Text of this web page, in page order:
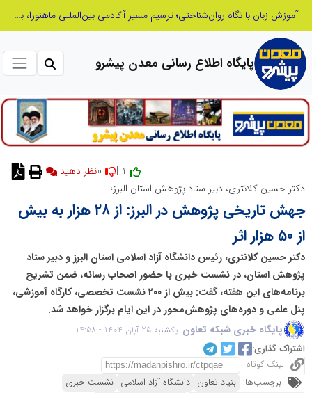
بازنگری در نظام اکتشاف معدنی ایران؛ «هدف اکتشافی» جایگزین «مرحله عملیاتی» می‌شود
پایگاه اطلاع رسانی معدن پیشرو
نظر دهید
دکتر حسین کلانتری، دبیر ستاد پژوهش استان البرز؛
جهش تاریخی پژوهش در البرز: از ۲۸ هزار به بیش
از ۵۰ هزار اثر
دکتر حسین کلانتری، رئیس دانشگاه آزاد اسلامی استان البرز و دبیر ستاد
پژوهش استان، در نشست خبری با حضور اصحاب رسانه، ضمن تشریح
برنامه‌های این هفته، گفت: بیش از ۲۰۰ نشست تخصصی، کارگاه آموزشی،
پنل‌ علمی و دوره‌های پژوهش‌محور در این ایام برگزار خواهد شد.
پایگاه خبری شبکه تعاون یکشنبه 25 آبان 1404 - 14:58
اشتراک گذاری:
لینک کوتاه
برچسب‌ها: بنیاد تعاون دانشگاه آزاد اسلامی نشست خبری